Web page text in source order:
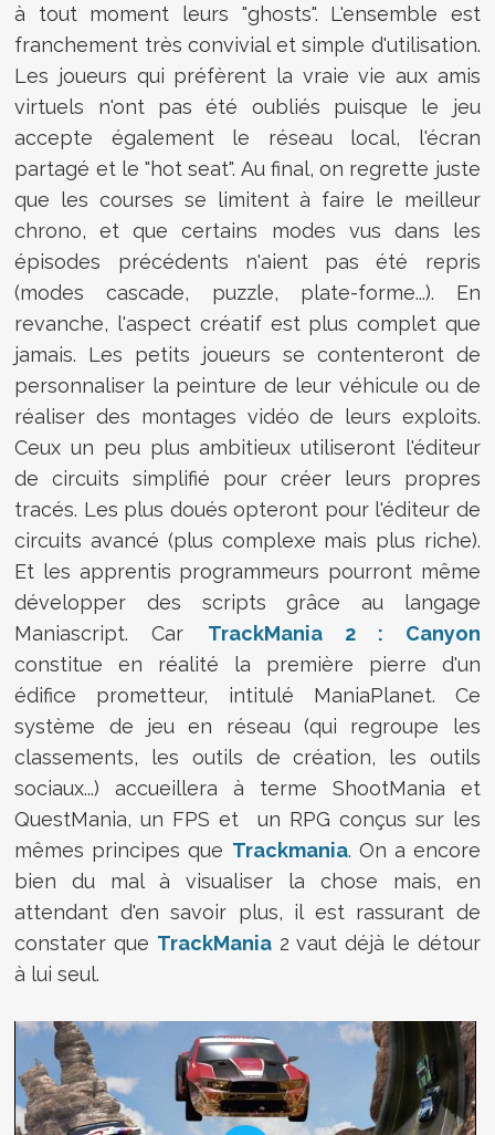
à tout moment leurs "ghosts". L'ensemble est
franchement très convivial et simple d'utilisation.
Les joueurs qui préfèrent la vraie vie aux amis
virtuels n'ont pas été oubliés puisque le jeu
accepte également le réseau local, l'écran
partagé et le "hot seat". Au final, on regrette juste
que les courses se limitent à faire le meilleur
chrono, et que certains modes vus dans les
épisodes précédents n'aient pas été repris
(modes cascade, puzzle, plate-forme...). En
revanche, l'aspect créatif est plus complet que
jamais. Les petits joueurs se contenteront de
personnaliser la peinture de leur véhicule ou de
réaliser des montages vidéo de leurs exploits.
Ceux un peu plus ambitieux utiliseront l'éditeur
de circuits simplifié pour créer leurs propres
tracés. Les plus doués opteront pour l'éditeur de
circuits avancé (plus complexe mais plus riche).
Et les apprentis programmeurs pourront même
développer des scripts grâce au langage
Maniascript. Car TrackMania 2 : Canyon
constitue en réalité la première pierre d'un
édifice prometteur, intitulé ManiaPlanet. Ce
système de jeu en réseau (qui regroupe les
classements, les outils de création, les outils
sociaux...) accueillera à terme ShootMania et
QuestMania, un FPS et un RPG conçus sur les
mêmes principes que Trackmania. On a encore
bien du mal à visualiser la chose mais, en
attendant d'en savoir plus, il est rassurant de
constater que TrackMania2 vaut déjà le détour
à lui seul.